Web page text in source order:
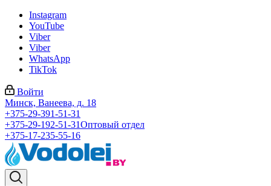
Instagram
YouTube
Viber
Viber
WhatsApp
TikTok
Войти
Минск, Ванеева, д. 18
+375-29-391-51-31
+375-29-192-51-31Оптовый отдел
+375-17-235-55-16